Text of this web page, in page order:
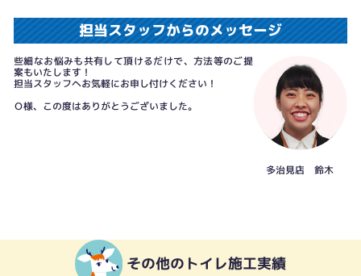
担当スタッフからのメッセージ
些細なお悩みも共有して頂けるだけで、方法等のご提
案もいたします！
担当スタッフへお気軽にお申し付けください！
Ｏ様、この度はありがとうございました。
多治見店 鈴木
その他のトイレ施工実績